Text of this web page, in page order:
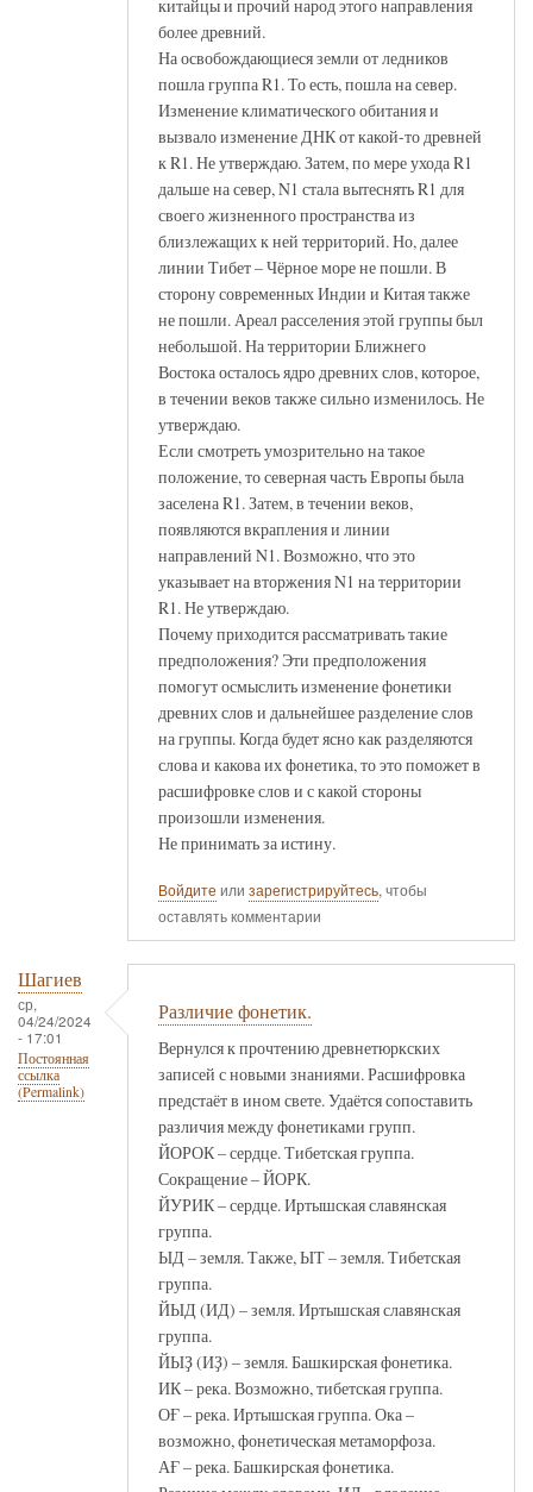
китайцы и прочий народ этого направления
более древний.
На освобождающиеся земли от ледников
пошла группа R1. То есть, пошла на север.
Изменение климатического обитания и
вызвало изменение ДНК от какой-то древней
к R1. Не утверждаю. Затем, по мере ухода R1
дальше на север, N1 стала вытеснять R1 для
своего жизненного пространства из
близлежащих к ней территорий. Но, далее
линии Тибет – Чёрное море не пошли. В
сторону современных Индии и Китая также
не пошли. Ареал расселения этой группы был
небольшой. На территории Ближнего
Востока осталось ядро древних слов, которое,
в течении веков также сильно изменилось. Не
утверждаю.
Если смотреть умозрительно на такое
положение, то северная часть Европы была
заселена R1. Затем, в течении веков,
появляются вкрапления и линии
направлений N1. Возможно, что это
указывает на вторжения N1 на территории
R1. Не утверждаю.
Почему приходится рассматривать такие
предположения? Эти предположения
помогут осмыслить изменение фонетики
древних слов и дальнейшее разделение слов
на группы. Когда будет ясно как разделяются
слова и какова их фонетика, то это поможет в
расшифровке слов и с какой стороны
произошли изменения.
Не принимать за истину.
Войдите или зарегистрируйтесь, чтобы
оставлять комментарии
Шагиев
ср,
04/24/2024
- 17:01
Постоянная
ссылка
(Permalink)
Различие фонетик.
Вернулся к прочтению древнетюркских
записей с новыми знаниями. Расшифровка
предстаёт в ином свете. Удаётся сопоставить
различия между фонетиками групп.
ЙОРОК – сердце. Тибетская группа.
Сокращение – ЙОРК.
ЙУРИК – сердце. Иртышская славянская
группа.
ЫД – земля. Также, ЫТ – земля. Тибетская
группа.
ЙЫД (ИД) – земля. Иртышская славянская
группа.
ЙЫҘ (ИҘ) – земля. Башкирская фонетика.
ИК – река. Возможно, тибетская группа.
ОҒ – река. Иртышская группа. Ока –
возможно, фонетическая метаморфоза.
АҒ – река. Башкирская фонетика.